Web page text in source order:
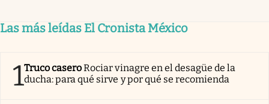
Las más leídas El Cronista México
1Truco caseroRociar vinagre en el desagüe de la
ducha: para qué sirve y por qué se recomienda